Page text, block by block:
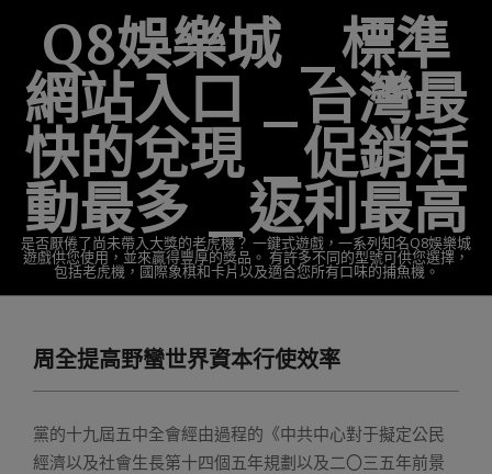
contentQ8娛樂城 _標準
網站入口 _台灣最
快的兌現 _促銷活
動最多 _返利最高
是否厭倦了尚未帶入大獎的老虎機？ 一鍵式遊戲，一系列知名Q8娛樂城
遊戲供您使用，並來贏得豐厚的獎品。 有許多不同的型號可供您選擇，
包括老虎機，國際象棋和卡片以及適合您所有口味的捕魚機。
Menu周全提高野蠻世界資本行使效率
黨的十九屆五中全會經由過程的《中共中心對于擬定公民
經濟以及社會生長第十四個五年規劃以及二〇三五年前景